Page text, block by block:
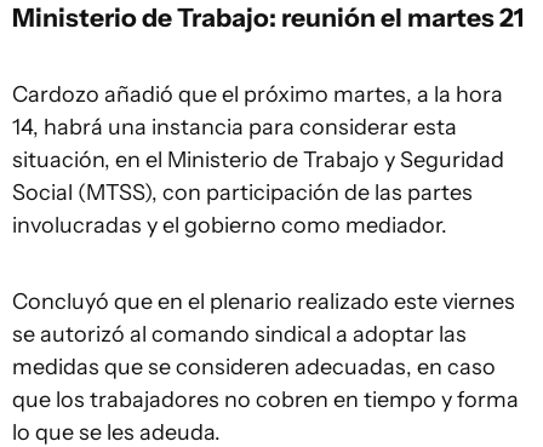
Ministerio de Trabajo: reunión el martes 21
Cardozo añadió que el próximo martes, a la hora
14, habrá una instancia para considerar esta
situación, en el Ministerio de Trabajo y Seguridad
Social (MTSS), con participación de las partes
involucradas y el gobierno como mediador.
Concluyó que en el plenario realizado este viernes
se autorizó al comando sindical a adoptar las
medidas que se consideren adecuadas, en caso
que los trabajadores no cobren en tiempo y forma
lo que se les adeuda.